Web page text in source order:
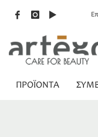
ΠΡΟΪΟΝΤΑ